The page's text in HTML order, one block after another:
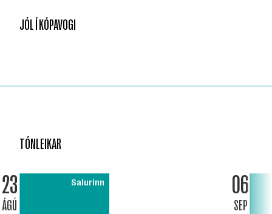
JÓL Í KÓPAVOGI
TÓNLEIKAR
23
ÁGÚ
Salurinn 06
SEP